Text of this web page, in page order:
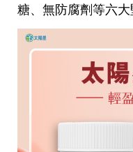
糖、無防腐劑等六大